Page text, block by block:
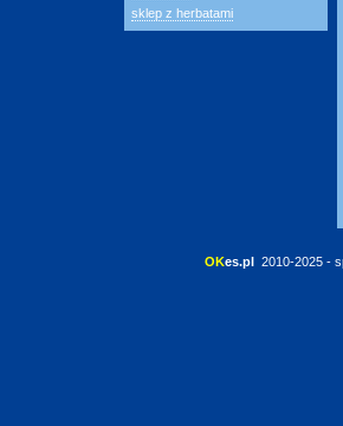
sklep z herbatami
OKes.pl 2010-2025 -